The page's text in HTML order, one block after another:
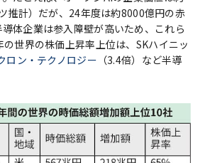
推計）だが、24年度は約8000億円の赤
体企業は参入障壁が高いため、これら
世界の株価上昇率上位は、SKハイニッ
ロン・テクノロジー （3.4倍）など半導